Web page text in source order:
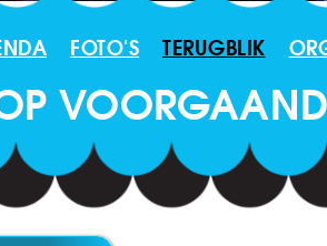
FOTO'S TERUGBLIK